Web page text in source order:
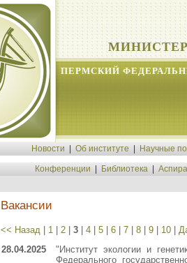
ПЕРМСКИЙ
Новости Об институте Научные
Конференции Библиотека
Вакансии
<< Назад | 1 | 2 | 3 | 4 | 5 | 6 | 7 | 8 | 9 | 10 |
28.04.2025
"Институт экологии и
Федерального